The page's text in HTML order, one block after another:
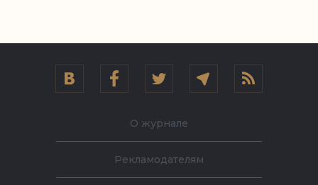
О журнале
Рекламодателям